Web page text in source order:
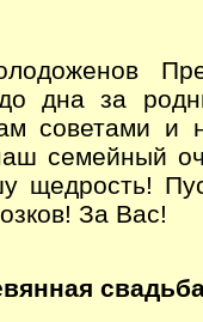
дна за
советами и
семейный
щедрость!
За Вас!